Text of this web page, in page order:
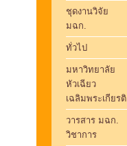
ชุดงานวิจัย
มฉก.
ทั่วไป
มหาวิทยาลัย
หัวเฉียว
เฉลิมพระเกียรติ
วารสาร มฉก.
วิชาการ